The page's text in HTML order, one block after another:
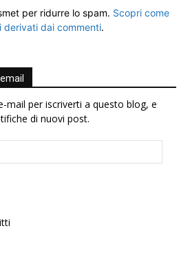
per ridurre lo spam. Scopri come
derivati dai commenti.
mail per iscriverti a questo blog, e
di nuovi post.